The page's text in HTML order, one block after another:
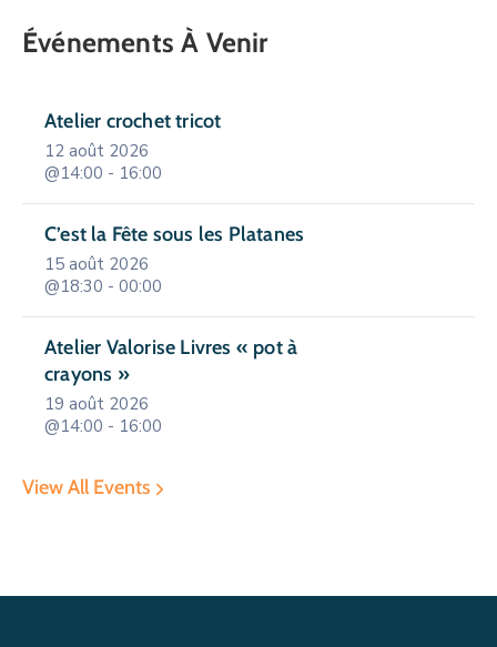
Événements À Venir
Atelier crochet tricot
12 août 2026
@14:00 - 16:00
C’est la Fête sous les Platanes
15 août 2026
@18:30 - 00:00
Atelier Valorise Livres « pot à
crayons »
19 août 2026
@14:00 - 16:00
View All Events